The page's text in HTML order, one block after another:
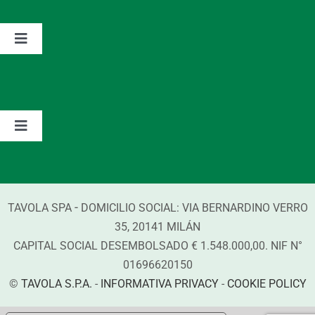
El grupo
Marcas
Toggle
Contacto
Toggle
Compliance
TAVOLA SPA- DOMICILIO SOCIAL: VIA BERNARDINO VERRO
35, 20141 MILÁN
CAPITAL SOCIAL DESEMBOLSADO € 1.548.000,00. NIF N°
01696620150
© TAVOLA S.P.A. - INFORMATIVA PRIVACY- COOKIE POLICY